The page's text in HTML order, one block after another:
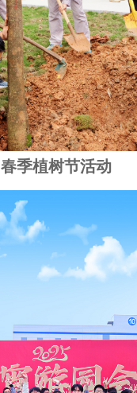
春季植树节活动